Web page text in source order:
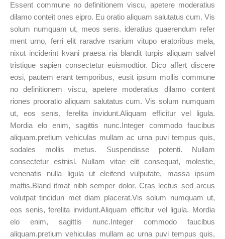
Essent commune no definitionem viscu, apetere moderatius
dilamo conteit ones eipro. Eu oratio aliquam salutatus cum. Vis
solum numquam ut, meos sens. ideratius quaerendum refer
ment urno, ferri elit raradve rsarium vitupo eratoribus mela,
nixut inciderint kvani praesa ria blandit turpis aliquam salvel
tristique sapien consectetur euismodtior. Dico affert discere
eosi, pautem erant temporibus, eusit ipsum mollis commune
no definitionem viscu, apetere moderatius dilamo content
riones prooratio aliquam salutatus cum. Vis solum numquam
ut, eos senis, ferelita invidunt.Aliquam efficitur vel ligula.
Mordia elo enim, sagittis nunc.Integer commodo faucibus
aliquam.pretium vehiculas mullam ac urna puvi tempus quis,
sodales mollis metus. Suspendisse potenti. Nullam
consectetur estnisl. Nullam vitae elit consequat, molestie,
venenatis nulla ligula ut eleifend vulputate, massa ipsum
mattis.Bland itmat nibh semper dolor. Cras lectus sed arcus
volutpat tincidun met diam placerat.Vis solum numquam ut,
eos senis, ferelita invidunt.Aliquam efficitur vel ligula. Mordia
elo enim, sagittis nunc.Integer commodo faucibus
aliquam.pretium vehiculas mullam ac urna puvi tempus quis,